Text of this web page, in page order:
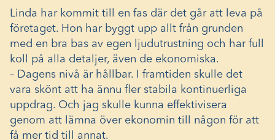
Linda har kommit till en fas där det går att leva på
företaget. Hon har byggt upp allt från grunden
med en bra bas av egen ljudutrustning och har full
koll på alla detaljer, även de ekonomiska.
– Dagens nivå är hållbar. I framtiden skulle det
vara skönt att ha ännu fler stabila kontinuerliga
uppdrag. Och jag skulle kunna effektivisera
genom att lämna över ekonomin till någon för att
få mer tid till annat.